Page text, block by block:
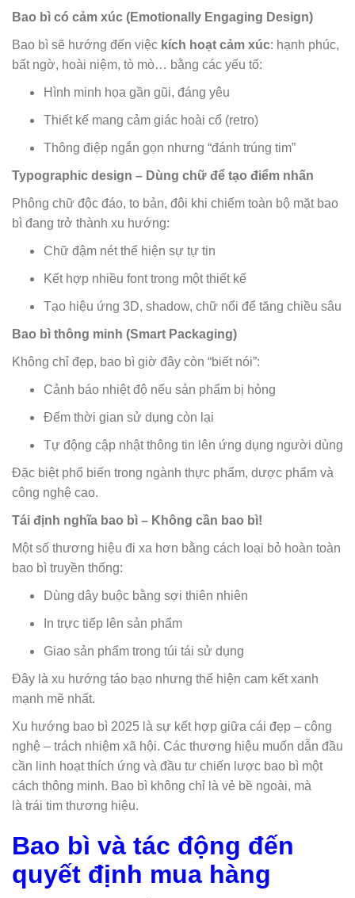
Bao bì có cảm xúc (Emotionally Engaging Design)
Bao bì sẽ hướng đến việc kích hoạt cảm xúc: hạnh phúc,
bất ngờ, hoài niệm, tò mò… bằng các yếu tố:
Hình minh họa gần gũi, đáng yêu
Thiết kế mang cảm giác hoài cổ (retro)
Thông điệp ngắn gọn nhưng “đánh trúng tim”
Typographic design – Dùng chữ để tạo điểm nhấn
Phông chữ độc đáo, to bản, đôi khi chiếm toàn bộ mặt bao
bì đang trở thành xu hướng:
Chữ đậm nét thể hiện sự tự tin
Kết hợp nhiều font trong một thiết kế
Tạo hiệu ứng 3D, shadow, chữ nổi để tăng chiều sâu
Bao bì thông minh (Smart Packaging)
Không chỉ đẹp, bao bì giờ đây còn “biết nói”:
Cảnh báo nhiệt độ nếu sản phẩm bị hỏng
Đếm thời gian sử dụng còn lại
Tự động cập nhật thông tin lên ứng dụng người dùng
Đặc biệt phổ biến trong ngành thực phẩm, dược phẩm và
công nghệ cao.
Tái định nghĩa bao bì – Không cần bao bì!
Một số thương hiệu đi xa hơn bằng cách loại bỏ hoàn toàn
bao bì truyền thống:
Dùng dây buộc bằng sợi thiên nhiên
In trực tiếp lên sản phẩm
Giao sản phẩm trong túi tái sử dụng
Đây là xu hướng táo bạo nhưng thể hiện cam kết xanh
mạnh mẽ nhất.
Xu hướng bao bì 2025 là sự kết hợp giữa cái đẹp – công
nghệ – trách nhiệm xã hội. Các thương hiệu muốn dẫn đầu
cần linh hoạt thích ứng và đầu tư chiến lược bao bì một
cách thông minh. Bao bì không chỉ là vẻ bề ngoài, mà
là trái tim thương hiệu.
Bao bì và tác động đến
quyết định mua hàng